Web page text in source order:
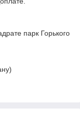
парк Горького